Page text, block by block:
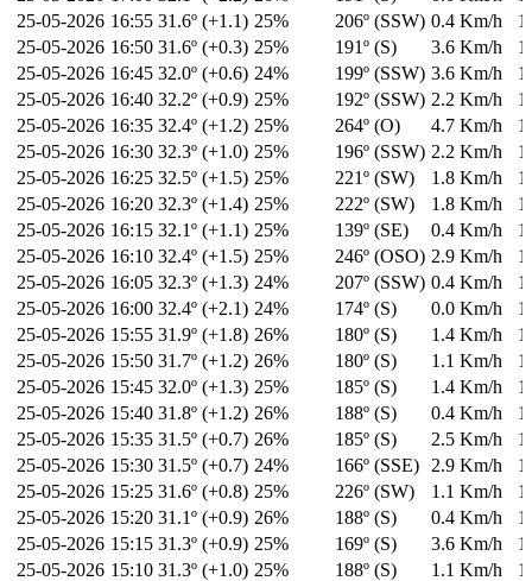
25-05-2026 16:55 31.6º (+1.1) 25% 206º (SSW) 0.4 Km/h
25-05-2026 16:50 31.6º (+0.3) 25% 191º (S) 3.6 Km/h
25-05-2026 16:45 32.0º (+0.6) 24% 199º (SSW) 3.6 Km/h
25-05-2026 16:40 32.2º (+0.9) 25% 192º (SSW) 2.2 Km/h
25-05-2026 16:35 32.4º (+1.2) 25% 264º (O) 4.7 Km/h
25-05-2026 16:30 32.3º (+1.0) 25% 196º (SSW) 2.2 Km/h
25-05-2026 16:25 32.5º (+1.5) 25% 221º (SW) 1.8 Km/h
25-05-2026 16:20 32.3º (+1.4) 25% 222º (SW) 1.8 Km/h
25-05-2026 16:15 32.1º (+1.1) 25% 139º (SE) 0.4 Km/h
25-05-2026 16:10 32.4º (+1.5) 25% 246º (OSO) 2.9 Km/h
25-05-2026 16:05 32.3º (+1.3) 24% 207º (SSW) 0.4 Km/h
25-05-2026 16:00 32.4º (+2.1) 24% 174º (S) 0.0 Km/h
25-05-2026 15:55 31.9º (+1.8) 26% 180º (S) 1.4 Km/h
25-05-2026 15:50 31.7º (+1.2) 26% 180º (S) 1.1 Km/h
25-05-2026 15:45 32.0º (+1.3) 25% 185º (S) 1.4 Km/h
25-05-2026 15:40 31.8º (+1.2) 26% 188º (S) 0.4 Km/h
25-05-2026 15:35 31.5º (+0.7) 26% 185º (S) 2.5 Km/h
25-05-2026 15:30 31.5º (+0.7) 24% 166º (SSE) 2.9 Km/h
25-05-2026 15:25 31.6º (+0.8) 25% 226º (SW) 1.1 Km/h
25-05-2026 15:20 31.1º (+0.9) 26% 188º (S) 0.4 Km/h
25-05-2026 15:15 31.3º (+0.9) 25% 169º (S) 3.6 Km/h
25-05-2026 15:10 31.3º (+1.0) 25% 188º (S) 1.1 Km/h